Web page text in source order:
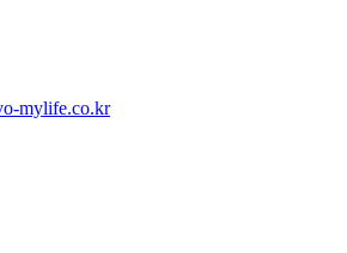
mylife.co.kr